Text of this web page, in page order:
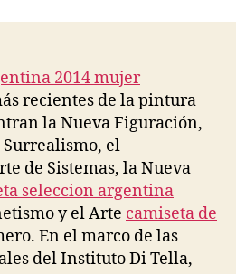
recientes de la pintura
la Nueva Figuración,
Surrealismo, el
de Sistemas, la Nueva
seleccion argentina
y el Arte camiseta de
En el marco de las
del Instituto Di Tella,